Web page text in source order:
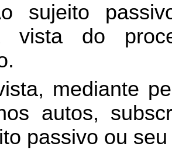
sujeito
vista do
mediante
autos,
passivo ou